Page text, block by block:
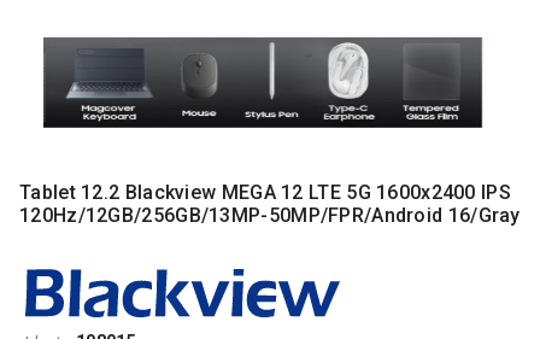
APARATI
TELA
RAČUNARSKE
KOMPONENTE
PERIFERIJE
Tablet 12.2 Blackview MEGA 12 LTE 5G 1600x2400 IPS
120Hz/12GB/256GB/13MP-50MP/FPR/Android 16/Gray